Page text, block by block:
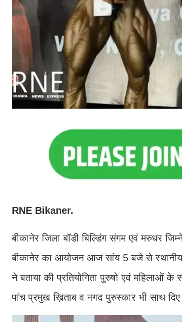
RNE Bikaner.
बीकानेर जिला बॉडी बिल्डिंग संगम एवं मरुधर
बीकानेर का आयोजन आज सांय 5 बजे से स्थानीय
ने बताया की प्रतियोगिता पुरुषो एवं महिलाओं
पांच प्रमुख ख़िताब व नगद पुरुस्कार भी साथ दिए